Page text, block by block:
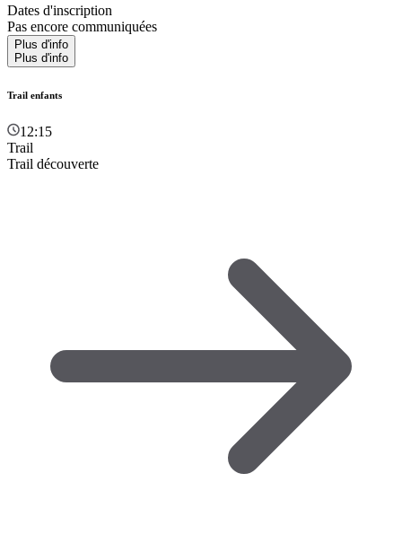
Dates d'inscription
Pas encore communiquées
Plus d'info
Plus d'info
Trail enfants
12:15
Trail
Trail découverte